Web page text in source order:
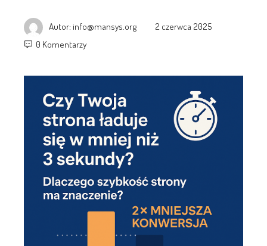
Autor: info@mansys.org
2 czerwca 2025
0 Komentarzy